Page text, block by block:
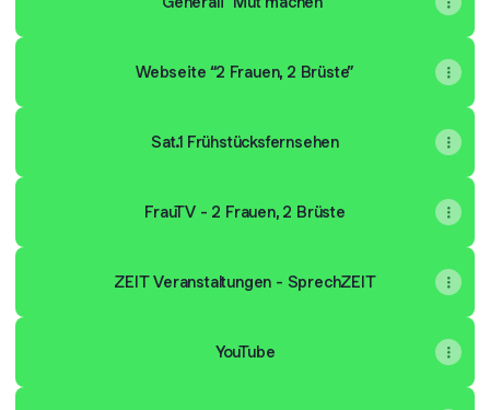
Webseite “2 Frauen, 2 Brüste”
Sat.1 Frühstücksfernsehen
FrauTV - 2 Frauen, 2 Brüste
ZEIT Veranstaltungen - SprechZEIT
YouTube